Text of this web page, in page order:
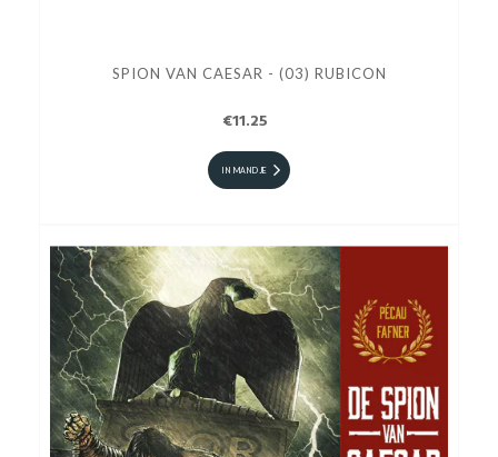
SPION VAN CAESAR - (03) RUBICON
€11.25
IN MANDJE